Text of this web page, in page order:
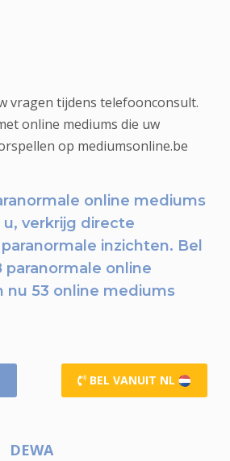
vragen tijdens telefoonconsult.
online mediums die uw
op mediumsonline.be
online mediums
u, verkrijg directe
inzichten. Bel
paranormale online
nu 53 online mediums
BEL VANUIT NL
DEWA